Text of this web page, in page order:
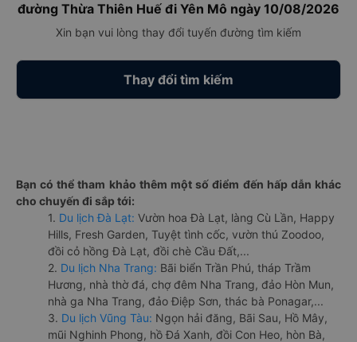
đường Thừa Thiên Huế đi Yên Mô ngày 10/08/2026
Xin bạn vui lòng thay đổi tuyến đường tìm kiếm
Thay đổi tìm kiếm
Bạn có thể tham khảo thêm một số điểm đến hấp dẫn khác
cho chuyến đi sắp tới:
1. Du lịch Đà Lạt: Vườn hoa Đà Lạt, làng Cù Lần, Happy
Hills, Fresh Garden, Tuyệt tình cốc, vườn thú Zoodoo,
đồi cỏ hồng Đà Lạt, đồi chè Cầu Đất,...
2. Du lịch Nha Trang: Bãi biển Trần Phú, tháp Trầm
Hương, nhà thờ đá, chợ đêm Nha Trang, đảo Hòn Mun,
nhà ga Nha Trang, đảo Điệp Sơn, thác bà Ponagar,...
3. Du lịch Vũng Tàu: Ngọn hải đăng, Bãi Sau, Hồ Mây,
mũi Nghinh Phong, hồ Đá Xanh, đồi Con Heo, hòn Bà,